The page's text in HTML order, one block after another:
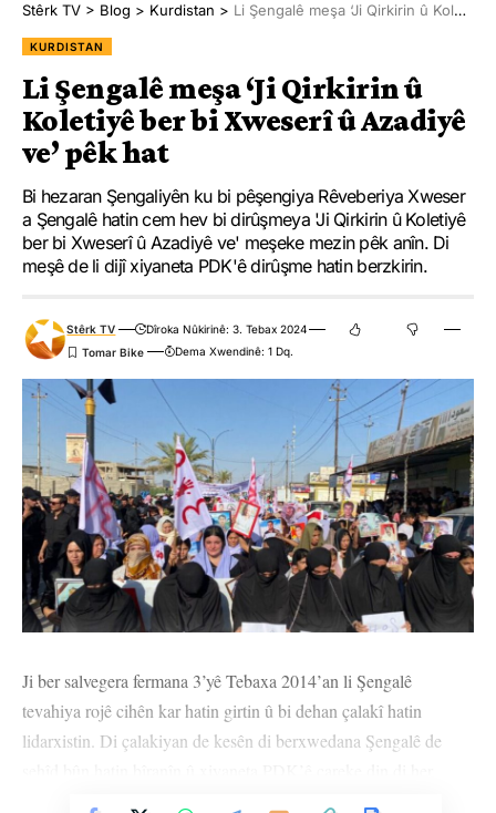
Stêrk TV > Blog > Kurdistan > Li Şengalê meşa ‘Ji Qirkirin û Koletiyê ber bi Xweserî û Azadiyê ve’ pêk hat
KURDISTAN
Li Şengalê meşa ‘Ji Qirkirin û
Koletiyê ber bi Xweserî û Azadiyê
ve’ pêk hat
Bi hezaran Şengaliyên ku bi pêşengiya Rêveberiya Xweser
a Şengalê hatin cem hev bi dirûşmeya 'Ji Qirkirin û Koletiyê
ber bi Xweserî û Azadiyê ve' meşeke mezin pêk anîn. Di
meşê de li dijî xiyaneta PDK'ê dirûşme hatin berzkirin.
Stêrk TV
Dîroka Nûkirinê: 3. Tebax 2024
Dema Xwendinê: 1 Dq.
Ji ber salvegera fermana 3’yê Tebaxa 2014’an li Şengalê
tevahiya rojê cihên kar hatin girtin û bi dehan çalakî hatin
lidarxistin. Di çalakiyan de kesên di berxwedana Şengalê de